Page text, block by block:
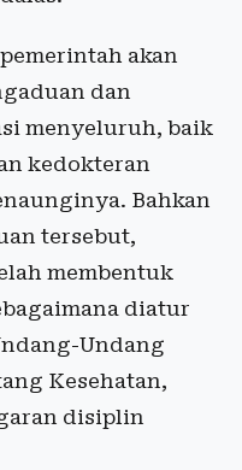
akan
dan
menyeluruh, baik
kedokteran
Bahkan
tersebut,
membentuk
diatur
Undang
Kesehatan,
disiplin